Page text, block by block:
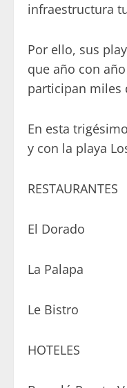
infraestructura
Por ello, sus
que año con
participan miles
En esta
y con la playa
RESTAURANTES
El Dorado
La Palapa
Le Bistro
HOTELES